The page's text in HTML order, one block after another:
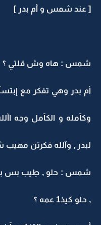
[ عند شمس و أم بدر ]
شمس : هاه وش قلتي ؟
أم بدر وهي تفكر مع
وكآمله و الكآمل وجه
لبدر , وآلله فكرتن مهيب
شمس : حلو , طِيب بس
, حلو كيذ1 عمه ؟